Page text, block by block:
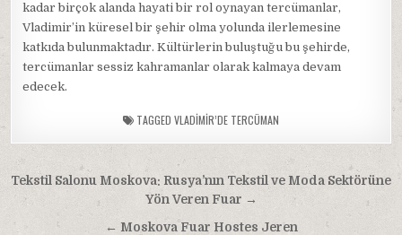
kadar birçok alanda hayati bir rol oynayan tercümanlar,
Vladimir’in küresel bir şehir olma yolunda ilerlemesine
katkıda bulunmaktadır. Kültürlerin buluştuğu bu şehirde,
tercümanlar sessiz kahramanlar olarak kalmaya devam
edecek.
TAGGED VLADIMIR’DE TERCÜMAN
Yazı
gezinmesi
Tekstil Salonu Moskova: Rusya’nın Tekstil ve Moda Sektörüne
Yön Veren Fuar →
← Moskova Fuar Hostes Jeren